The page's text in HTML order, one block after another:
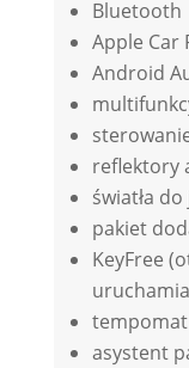
Bluetooth
Apple Car
Android
reflektory
światła
pakiet
KeyFree
tempomat
asystent